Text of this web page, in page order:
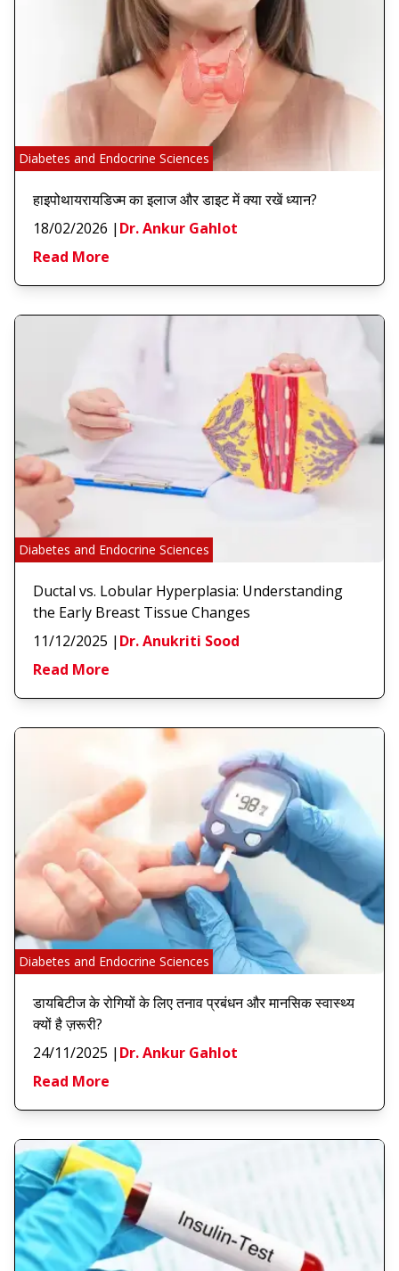
Diabetes and Endocrine Sciences
हाइपोथायरायडिज्म का इलाज और डाइट में क्या रखें ध्यान?
18/02/2026 | Dr. Ankur Gahlot
Read More
Diabetes and Endocrine Sciences
Ductal vs. Lobular Hyperplasia: Understanding
the Early Breast Tissue Changes
11/12/2025 | Dr. Anukriti Sood
Read More
Diabetes and Endocrine Sciences
डायबिटीज के रोगियों के लिए तनाव प्रबंधन और मानसिक स्वास्थ्य
क्यों है ज़रूरी?
24/11/2025 | Dr. Ankur Gahlot
Read More